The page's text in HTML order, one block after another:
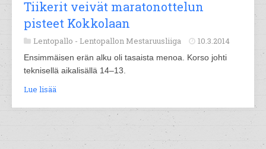
Tiikerit veivät maratonottelun
pisteet Kokkolaan
Lentopallo - Lentopallon Mestaruusliiga 10.3.2014
Ensimmäisen erän alku oli tasaista menoa. Korso johti
teknisellä aikalisällä 14–13.
Lue lisää